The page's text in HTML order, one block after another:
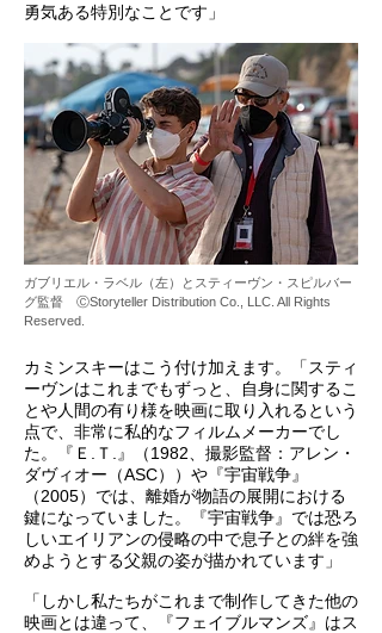
勇気ある特別なことです」
ガブリエル・ラベル（左）とスティーヴン・スピルバー
グ監督 ⒸStoryteller Distribution Co., LLC. All Rights
Reserved.
カミンスキーはこう付け加えます。「スティ
ーヴンはこれまでもずっと、自身に関するこ
とや人間の有り様を映画に取り入れるという
点で、非常に私的なフィルムメーカーでし
た。『Ｅ.Ｔ.』（1982、撮影監督：アレン・
ダヴィオー（ASC））や『宇宙戦争』
（2005）では、離婚が物語の展開における
鍵になっていました。『宇宙戦争』では恐ろ
しいエイリアンの侵略の中で息子との絆を強
めようとする父親の姿が描かれています」
「しかし私たちがこれまで制作してきた他の
映画とは違って、『フェイブルマンズ』はス